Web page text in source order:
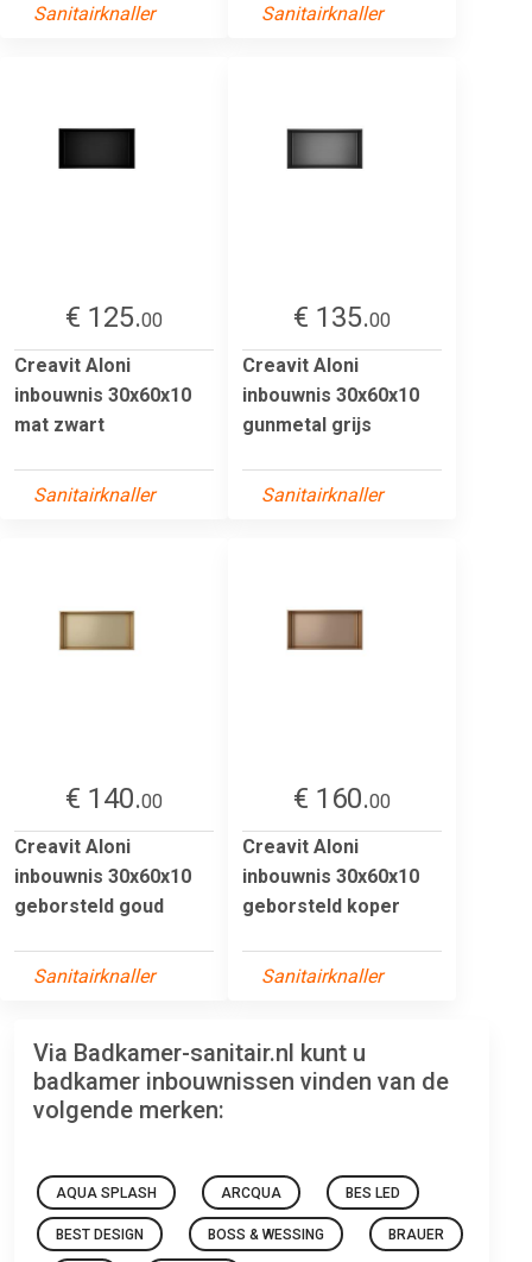
Sanitairknaller
Sanitairknaller
€ 125.00
Creavit Aloni
inbouwnis 30x60x10
mat zwart
Sanitairknaller
€ 135.00
Creavit Aloni
inbouwnis 30x60x10
gunmetal grijs
Sanitairknaller
€ 140.00
Creavit Aloni
inbouwnis 30x60x10
geborsteld goud
Sanitairknaller
€ 160.00
Creavit Aloni
inbouwnis 30x60x10
geborsteld koper
Sanitairknaller
Via Badkamer-sanitair.nl kunt u
badkamer inbouwnissen vinden van de
volgende merken:
AQUA SPLASH ARCQUA BES LED
BEST DESIGN BOSS & WESSING BRAUER